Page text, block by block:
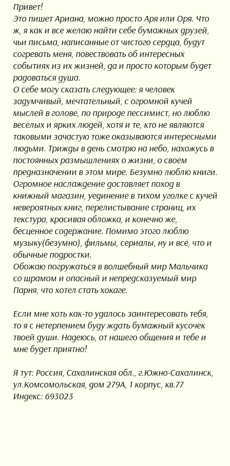
Привет!
Это пишет Ариана, можно просто Аря или Оря. Что
ж, я как и все желаю найти себе бумажных друзей,
чьи письма, написанные от чистого сердца, будут
согревать меня, повествовать об интересных
событиях из их жизней, да и просто которым будет
радоваться душа.
О себе могу сказать следующее: я человек
задумчивый, мечтательный, с огромной кучей
мыслей в голове, по природе пессимист, но люблю
весёлых и ярких людей, хотя и те, кто не являются
таковыми зачастую тоже оказываются интересными
людьми. Трижды в день смотрю на небо, нахожусь в
постоянных размышлениях о жизни, о своём
предназначении в этом мире. Безумно люблю книги.
Огромное наслаждение доставляет поход в
книжный магазин, уединение в тихом уголке с кучей
невероятных книг, перелистывание страниц, их
текстура, красивая обложка, и конечно же,
бесценное содержание. Помимо этого люблю
музыку(безумно), фильмы, сериалы, ну и всё, что и
обычные подростки.
Обожаю погружаться в волшебный мир Мальчика
со шрамом и опасный и непредсказуемый мир
Парня, что хотел стать хокаге.
Если мне хоть как-то удалось заинтересовать тебя,
то я с нетерпением буду ждать бумажный кусочек
твоей души. Надеюсь, от нашего общения и тебе и
мне будет приятно!
Я тут: Россия, Сахалинская обл., г.Южно-Сахалинск,
ул.Комсомольская, дом 279А, 1 корпус, кв.77
Индекс: 693023